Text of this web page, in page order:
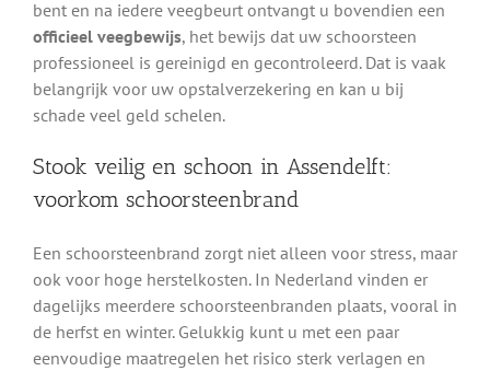
bent en na iedere veegbeurt ontvangt u bovendien een
officieel veegbewijs, het bewijs dat uw schoorsteen
professioneel is gereinigd en gecontroleerd. Dat is vaak
belangrijk voor uw opstalverzekering en kan u bij
schade veel geld schelen.
Stook veilig en schoon in Assendelft:
voorkom schoorsteenbrand
Een schoorsteenbrand zorgt niet alleen voor stress, maar
ook voor hoge herstelkosten. In Nederland vinden er
dagelijks meerdere schoorsteenbranden plaats, vooral in
de herfst en winter. Gelukkig kunt u met een paar
eenvoudige maatregelen het risico sterk verlagen en